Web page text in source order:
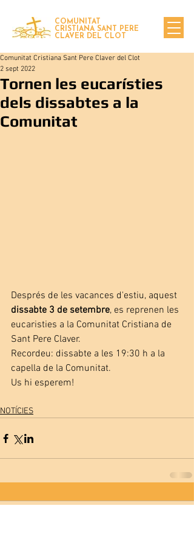
COMUNITAT
CRISTIANA SANT PERE
CLAVER DEL CLOT
Tornen les eucarísties
dels dissabtes a la
Comunitat
Comunitat Cristiana Sant Pere Claver del Clot
2 sept 2022
Després de les vacances d'estiu, aquest
dissabte 3 de setembre, es reprenen les
eucaristies a la Comunitat Cristiana de
Sant Pere Claver.
Recordeu: dissabte a les 19:30 h a la
capella de la Comunitat.
Us hi esperem!
NOTÍCIES